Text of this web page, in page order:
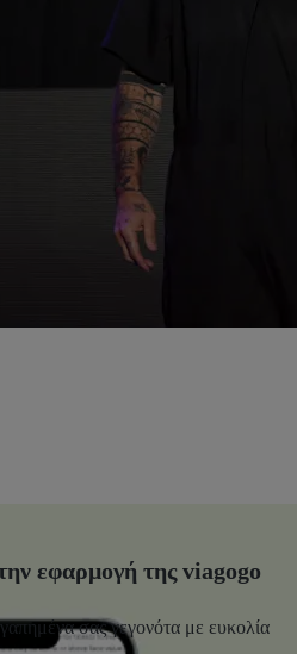
εφαρμογή της viagogo
σας γεγονότα με ευκολία